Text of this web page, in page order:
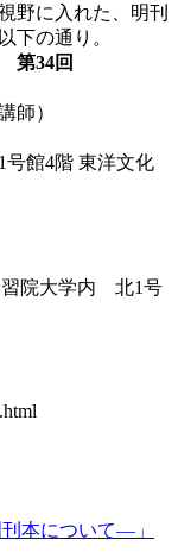
野に入れた、明刊
下の通り。
第34回
師）
館4階 東洋文化
習院大学内 北1号
本について―」